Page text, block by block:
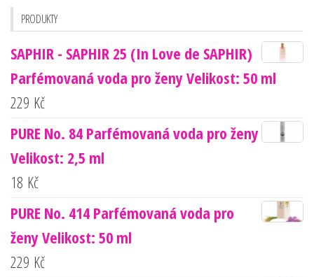
PRODUKTY
SAPHIR - SAPHIR 25 (In Love de SAPHIR)
Parfémovaná voda pro ženy Velikost: 50 ml
229 Kč
PURE No. 84 Parfémovaná voda pro ženy
Velikost: 2,5 ml
18 Kč
PURE No. 414 Parfémovaná voda pro
ženy Velikost: 50 ml
229 Kč